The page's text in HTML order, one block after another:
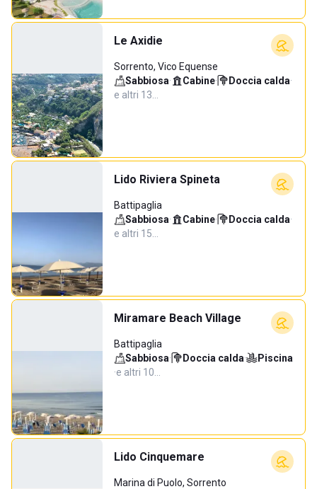
Le Axidie
Sorrento, Vico Equense
Sabbiosa· Cabine· Doccia calda·
e altri 13…
Lido Riviera Spineta
Battipaglia
Sabbiosa· Cabine· Doccia calda·
e altri 15…
Miramare Beach Village
Battipaglia
Sabbiosa· Doccia calda·
Piscina
·e altri 10…
Lido Cinquemare
Marina di Puolo, Sorrento